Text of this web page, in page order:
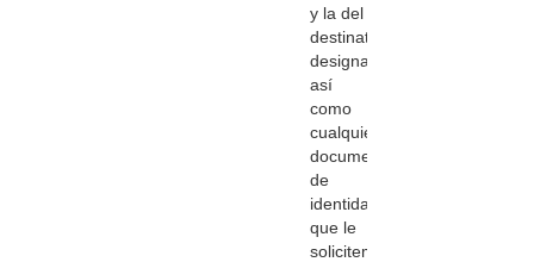
y la del
destinatario
designado,
así
como
cualquier
documento
de
identidad
que le
solicitemos;